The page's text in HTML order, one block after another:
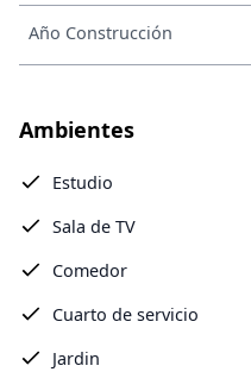
Año Construcción
Ambientes
Estudio
Sala de TV
Comedor
Cuarto de servicio
Jardin